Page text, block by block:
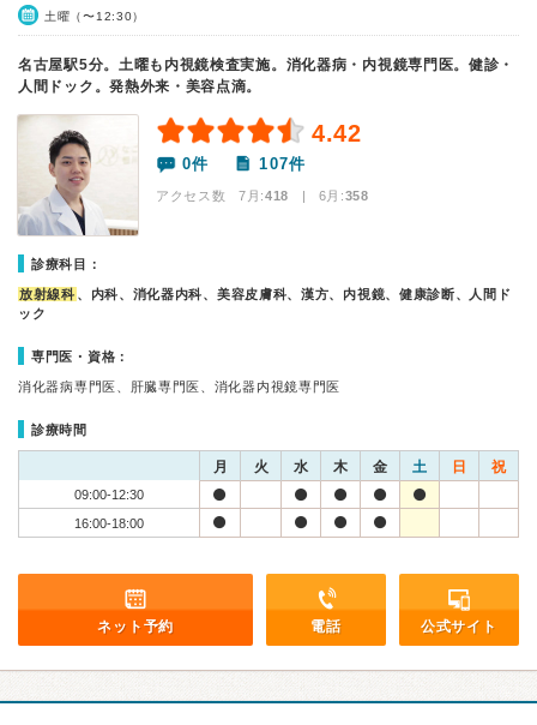
土曜（〜12:30）
名古屋駅5分。土曜も内視鏡検査実施。消化器病・内視鏡専門医。健診・
人間ドック。発熱外来・美容点滴。
4.42
0件 107件
アクセス数 7月:418 | 6月:358
診療科目：
放射線科 、内科、消化器内科、美容皮膚科、漢方、内視鏡、健康診断、人間ド
ック
専門医・資格：
消化器病専門医、肝臓専門医、消化器内視鏡専門医
診療時間
月 火 水 木 金 土 日 祝
09:00-12:30
16:00-18:00
ネット予約 電話 公式サイト